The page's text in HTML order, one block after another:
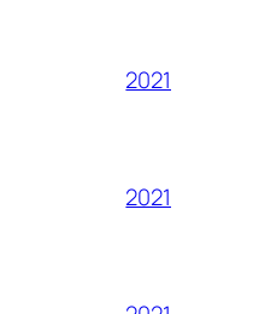
2021
2021